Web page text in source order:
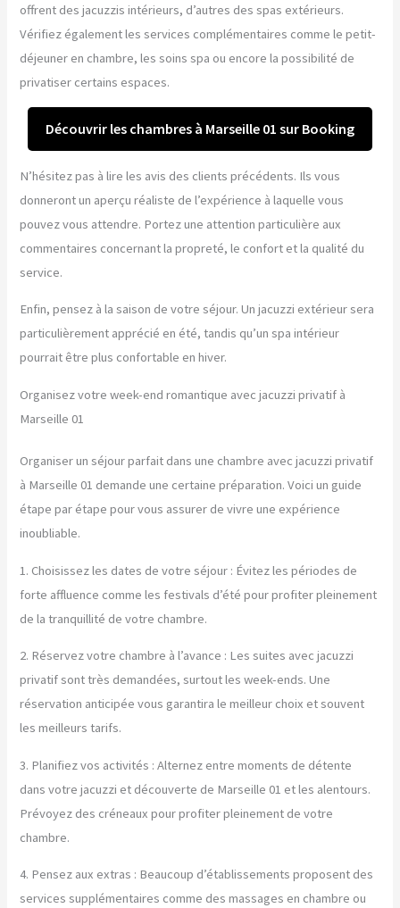
offrent des jacuzzis intérieurs, d’autres des spas extérieurs.
Vérifiez également les services complémentaires comme le petit-
déjeuner en chambre, les soins spa ou encore la possibilité de
privatiser certains espaces.
Découvrir les chambres à Marseille 01 sur Booking
N’hésitez pas à lire les avis des clients précédents. Ils vous
donneront un aperçu réaliste de l’expérience à laquelle vous
pouvez vous attendre. Portez une attention particulière aux
commentaires concernant la propreté, le confort et la qualité du
service.
Enfin, pensez à la saison de votre séjour. Un jacuzzi extérieur sera
particulièrement apprécié en été, tandis qu’un spa intérieur
pourrait être plus confortable en hiver.
Organisez votre week-end romantique avec jacuzzi privatif à
Marseille 01
Organiser un séjour parfait dans une chambre avec jacuzzi privatif
à Marseille 01 demande une certaine préparation. Voici un guide
étape par étape pour vous assurer de vivre une expérience
inoubliable.
1. Choisissez les dates de votre séjour : Évitez les périodes de
forte affluence comme les festivals d’été pour profiter pleinement
de la tranquillité de votre chambre.
2. Réservez votre chambre à l’avance : Les suites avec jacuzzi
privatif sont très demandées, surtout les week-ends. Une
réservation anticipée vous garantira le meilleur choix et souvent
les meilleurs tarifs.
3. Planifiez vos activités : Alternez entre moments de détente
dans votre jacuzzi et découverte de Marseille 01 et les alentours.
Prévoyez des créneaux pour profiter pleinement de votre
chambre.
4. Pensez aux extras : Beaucoup d’établissements proposent des
services supplémentaires comme des massages en chambre ou